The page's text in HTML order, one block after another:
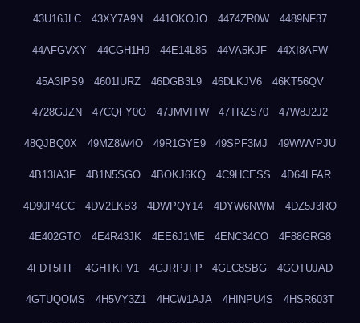
43U16JLC 43XY7A9N 441OKOJO 4474ZR0W 4489NF37
44AFGVXY 44CGH1H9 44E14L85 44VA5KJF 44XI8AFW
45A3IPS9 4601IURZ 46DGB3L9 46DLKJV6 46KT56QV
4728GJZN 47CQFY0O 47JMVITW 47TRZS70 47W8J2J2
48QJBQ0X 49MZ8W4O 49R1GYE9 49SPF3MJ 49WWVPJU
4B13IA3F 4B1N5SGO 4BOKJ6KQ 4C9HCESS 4D64LFAR
4D90P4CC 4DV2LKB3 4DWPQY14 4DYW6NWM 4DZ5J3RQ
4E402GTO 4E4R43JK 4EE6J1ME 4ENC34CO 4F88GRG8
4FDT5ITF 4GHTKFV1 4GJRPJFP 4GLC8SBG 4GOTUJAD
4GTUQOMS 4H5VY3Z1 4HCW1AJA 4HINPU4S 4HSR603T